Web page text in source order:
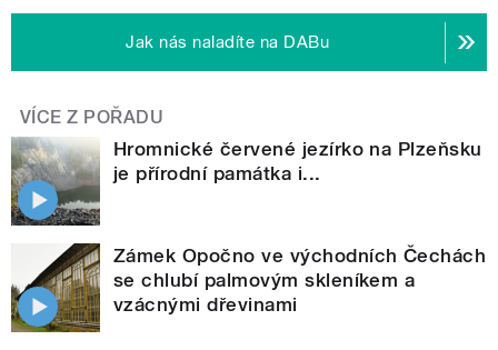
Jak nás naladíte na DABu
VÍCE Z POŘADU
Hromnické červené jezírko na Plzeňsku
je přírodní památka i...
Zámek Opočno ve východních Čechách
se chlubí palmovým skleníkem a
vzácnými dřevinami